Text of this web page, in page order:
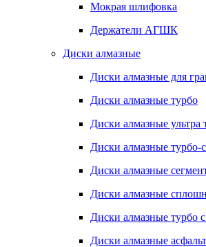
Мокрая шлифовка
Держатели АГШК
Диски алмазные
Диски алмазные для
Диски алмазные турбо
Диски алмазные ультра
Диски алмазные турбо-
Диски алмазные
Диски алмазные
Диски алмазные турбо
Диски алмазные асфальт